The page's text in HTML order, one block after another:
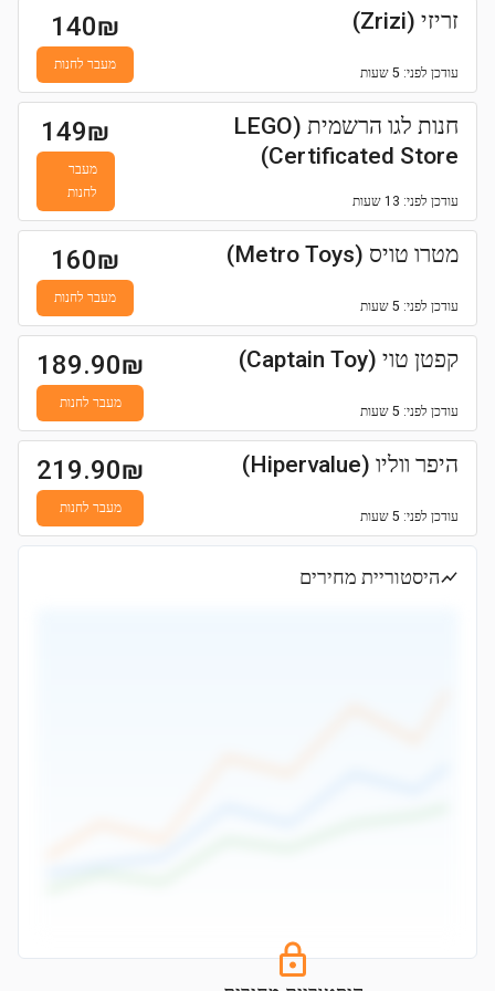
זריזי (Zrizi)
עודכן לפני: 5 שעות
140₪
מעבר לחנות
חנות לגו הרשמית (LEGO
Certificated Store)
עודכן לפני: 13 שעות
149₪
מעבר
לחנות
מטרו טויס (Metro Toys)
עודכן לפני: 5 שעות
160₪
מעבר לחנות
קפטן טוי (Captain Toy)
עודכן לפני: 5 שעות
189.90₪
מעבר לחנות
היפר ווליו (Hipervalue)
עודכן לפני: 5 שעות
219.90₪
מעבר לחנות
היסטוריית מחירים